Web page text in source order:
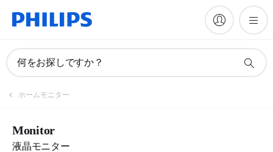
何をお探しですか？
ホームモニター
Monitor
液晶モニター